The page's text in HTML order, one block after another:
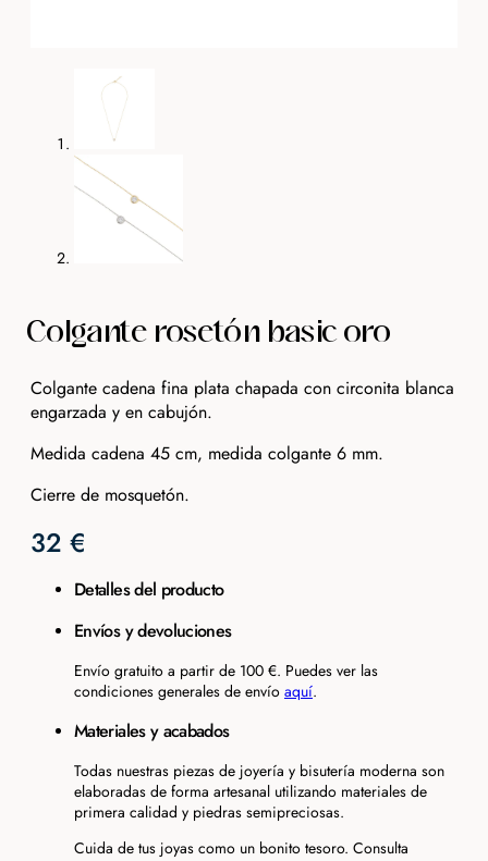
Colgante rosetón basic oro
Colgante cadena fina plata chapada con circonita blanca
engarzada y en cabujón.
Medida cadena 45 cm, medida colgante 6 mm.
Cierre de mosquetón.
32 €
Detalles del producto
Envíos y devoluciones
Envío gratuito a partir de 100 €. Puedes ver las
condiciones generales de envío aquí.
Materiales y acabados
Todas nuestras piezas de joyería y bisutería moderna son
elaboradas de forma artesanal utilizando materiales de
primera calidad y piedras semipreciosas.
Cuida de tus joyas como un bonito tesoro. Consulta